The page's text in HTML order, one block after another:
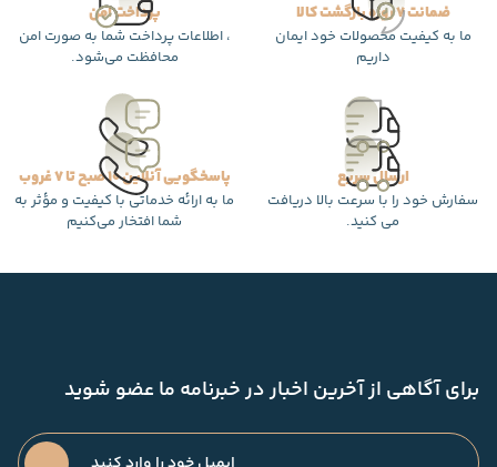
ضمانت 7 روزه بازگشت کالا
ما به کیفیت محصولات خود ایمان
داریم
پرداخت امن
، اطلاعات پرداخت شما به صورت امن
محافظت می‌شود.
ارسال سریع
سفارش خود را با سرعت بالا دریافت
می کنید.
پاسخگویی آنلاین 10 صبح تا 7 غروب
ما به ارائه خدماتی با کیفیت و مؤثر به
شما افتخار می‌کنیم
برای آگاهی از آخرین اخبار در خبرنامه ما عضو شوید